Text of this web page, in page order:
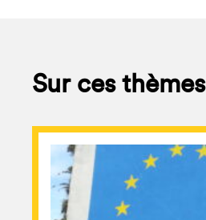
Sur ces thèmes